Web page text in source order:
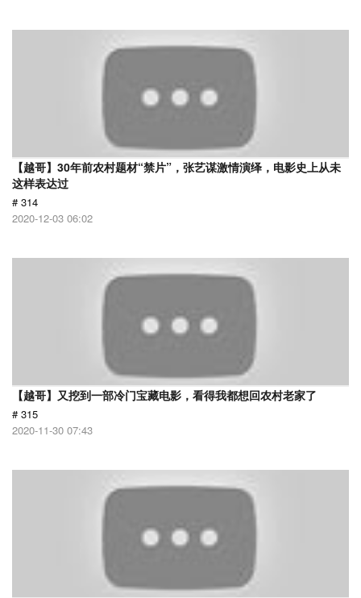
【越哥】30年前农村题材“禁片”，张艺谋激情演绎，电影史上从未
这样表达过
# 314
2020-12-03 06:02
【越哥】又挖到一部冷门宝藏电影，看得我都想回农村老家了
# 315
2020-11-30 07:43